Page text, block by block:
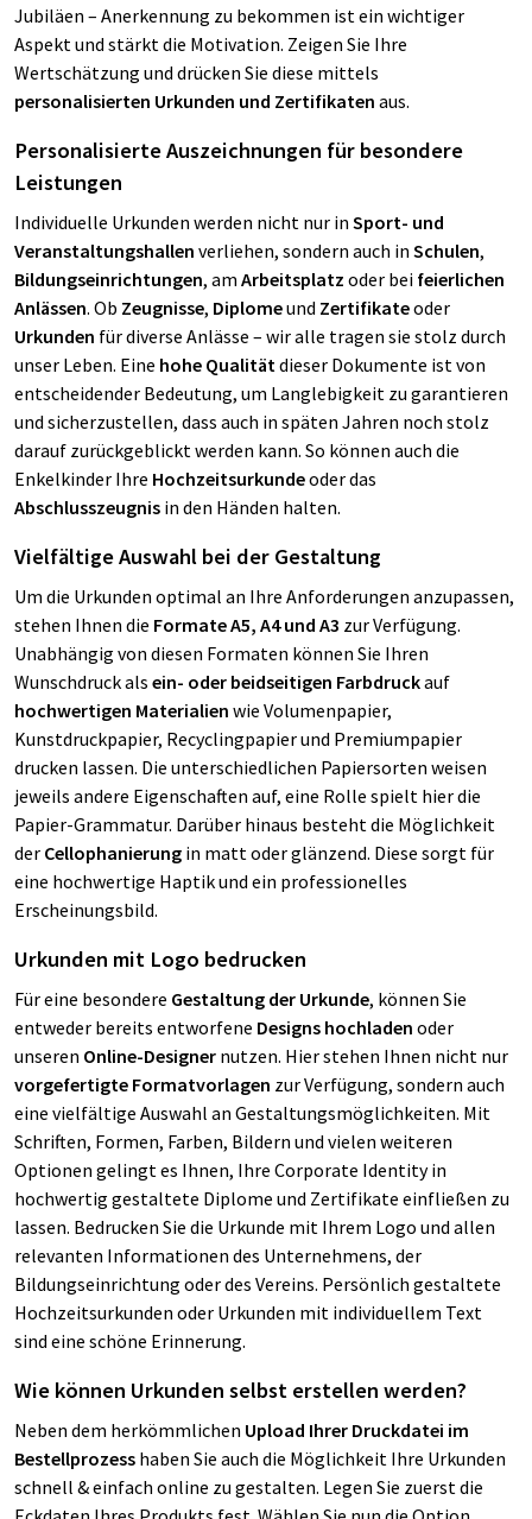
Jubiläen – Anerkennung zu bekommen ist ein wichtiger
Aspekt und stärkt die Motivation. Zeigen Sie Ihre
Wertschätzung und drücken Sie diese mittels
personalisierten Urkunden und Zertifikaten aus.
Personalisierte Auszeichnungen für besondere
Leistungen
Individuelle Urkunden werden nicht nur in Sport- und
Veranstaltungshallen verliehen, sondern auch in Schulen,
Bildungseinrichtungen, am Arbeitsplatz oder bei feierlichen
Anlässen. Ob Zeugnisse, Diplomeund Zertifikateoder
Urkunden für diverse Anlässe – wir alle tragen sie stolz durch
unser Leben. Eine hohe Qualität dieser Dokumente ist von
entscheidender Bedeutung, um Langlebigkeit zu garantieren
und sicherzustellen, dass auch in späten Jahren noch stolz
darauf zurückgeblickt werden kann. So können auch die
Enkelkinder Ihre Hochzeitsurkundeoder das
Abschlusszeugnis in den Händen halten.
Vielfältige Auswahl bei der Gestaltung
Um die Urkunden optimal an Ihre Anforderungen anzupassen,
stehen Ihnen die Formate A5, A4 und A3 zur Verfügung.
Unabhängig von diesen Formaten können Sie Ihren
Wunschdruck als ein- oder beidseitigen Farbdruckauf
hochwertigen Materialien wie Volumenpapier,
Kunstdruckpapier, Recyclingpapier und Premiumpapier
drucken lassen. Die unterschiedlichen Papiersorten weisen
jeweils andere Eigenschaften auf, eine Rolle spielt hier die
Papier-Grammatur. Darüber hinaus besteht die Möglichkeit
der Cellophanierung in matt oder glänzend. Diese sorgt für
eine hochwertige Haptik und ein professionelles
Erscheinungsbild.
Urkunden mit Logo bedrucken
Für eine besondere Gestaltung der Urkunde, können Sie
entweder bereits entworfene Designs hochladen oder
unseren Online-Designer nutzen. Hier stehen Ihnen nicht nur
vorgefertigte Formatvorlagen zur Verfügung, sondern auch
eine vielfältige Auswahl an Gestaltungsmöglichkeiten. Mit
Schriften, Formen, Farben, Bildern und vielen weiteren
Optionen gelingt es Ihnen, Ihre Corporate Identity in
hochwertig gestaltete Diplome und Zertifikate einfließen zu
lassen. Bedrucken Sie die Urkunde mit Ihrem Logo und allen
relevanten Informationen des Unternehmens, der
Bildungseinrichtung oder des Vereins. Persönlich gestaltete
Hochzeitsurkunden oder Urkunden mit individuellem Text
sind eine schöne Erinnerung.
Wie können Urkunden selbst erstellen werden?
Neben dem herkömmlichen Upload Ihrer Druckdatei im
Bestellprozess haben Sie auch die Möglichkeit Ihre Urkunden
schnell & einfach online zu gestalten. Legen Sie zuerst die